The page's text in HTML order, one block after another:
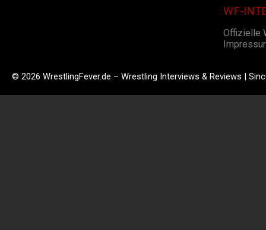
WF-
Offizielle
© 2026 WrestlingFever.de – Wrestling Interviews & Reviews |